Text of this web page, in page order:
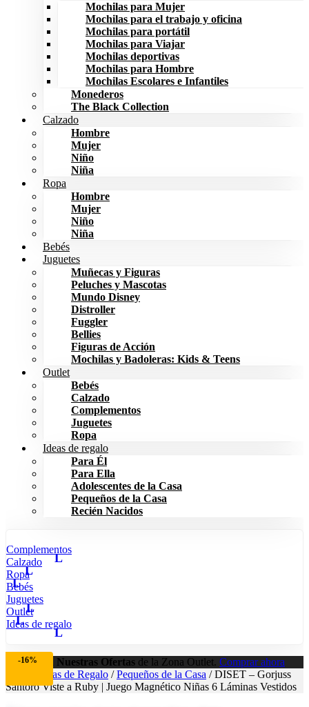
Mochilas para Mujer
Mochilas para el trabajo y oficina
Mochilas para portátil
Mochilas para Viajar
Mochilas deportivas
Mochilas para Hombre
Mochilas Escolares e Infantiles
Monederos
The Black Collection
Calzado
Hombre
Mujer
Niño
Niña
Ropa
Hombre
Mujer
Niño
Niña
Bebés
Juguetes
Muñecas y Figuras
Peluches y Mascotas
Mundo Disney
Distroller
Fuggler
Bellies
Figuras de Acción
Mochilas y Badoleras: Kids & Teens
Outlet
Bebés
Calzado
Complementos
Juguetes
Ropa
Ideas de regalo
Para Él
Para Ella
Adolescentes de la Casa
Pequeños de la Casa
Recién Nacidos
Complementos
Calzado
Ropa
Bebés
Juguetes
Outlet
Ideas de regalo
Aprovecha Nuestras Ofertas de la Zona Outlet. Comprar ahora
Ideas de Regalo /Pequeños de la Casa / DISET – Gorjuss
Santoro Viste a Ruby | Juego Magnético Niñas 6 Láminas Vestidos
-16%